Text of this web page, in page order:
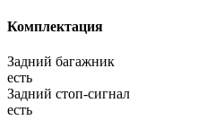
Комплектация
Задний багажник
есть
Задний стоп-сигнал
есть